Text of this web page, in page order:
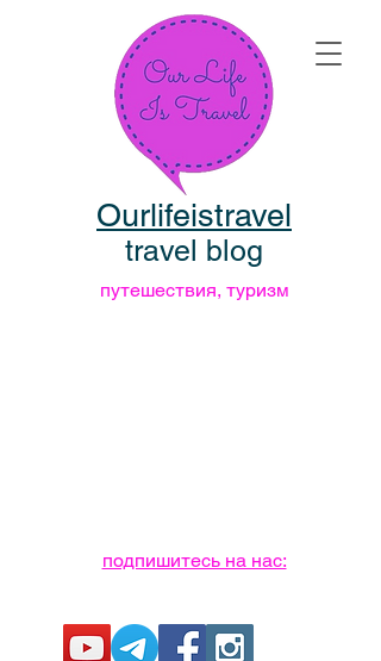
Ourlifeistravel
travel blog
путешествия, туризм
подпишитесь на нас: